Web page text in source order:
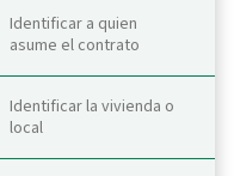
Identificar a quien
asume el contrato
Identificar la vivienda o
local